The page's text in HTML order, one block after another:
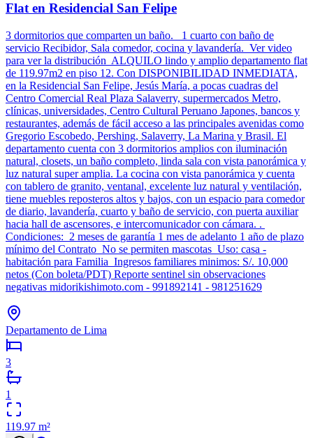
Flat en Residencial San Felipe
3 dormitorios que comparten un baño. 1 cuarto con baño de
servicio Recibidor, Sala comedor, cocina y lavandería. Ver video
para ver la distribución ALQUILO lindo y amplio departamento flat
de 119.97m2 en piso 12. Con DISPONIBILIDAD INMEDIATA,
en la Residencial San Felipe, Jesús María, a pocas cuadras del
Centro Comercial Real Plaza Salaverry, supermercados Metro,
clínicas, universidades, Centro Cultural Peruano Japones, bancos y
restaurantes, además de fácil acceso a las principales avenidas como
Gregorio Escobedo, Pershing, Salaverry, La Marina y Brasil. El
departamento cuenta con 3 dormitorios amplios con iluminación
natural, closets, un baño completo, linda sala con vista panorámica y
luz natural super amplia. La cocina con vista panorámica y cuenta
con tablero de granito, ventanal, excelente luz natural y ventilación,
tiene muebles reposteros altos y bajos, con un espacio para comedor
de diario, lavandería, cuarto y baño de servicio, con puerta auxiliar
hacia hall de ascensores, e intercomunicador con cámara. .
Condiciones: 2 meses de garantía 1 mes de adelanto 1 año de plazo
mínimo del Contrato No se permiten mascotas Uso: casa -
habitación para Familia Ingresos familiares minimos: S/. 10,000
netos (Con boleta/PDT) Reporte sentinel sin observaciones
negativas midorikishimoto.com - 991892141 - 981251629
Departamento de Lima
3
1
119.97 m²